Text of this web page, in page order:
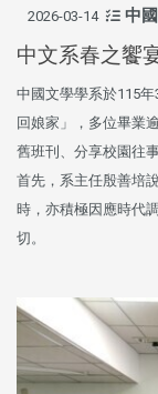
2026-03-14 中
中文系春之饗
中國文學學系於115
回娘家」，多位畢業
舊班刊、分享校園往
首先，系主任殷善培
時，亦積極因應時代
切。